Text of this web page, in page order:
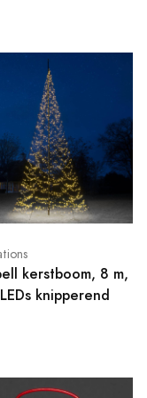
kerstboom, 8 m,
knipperend